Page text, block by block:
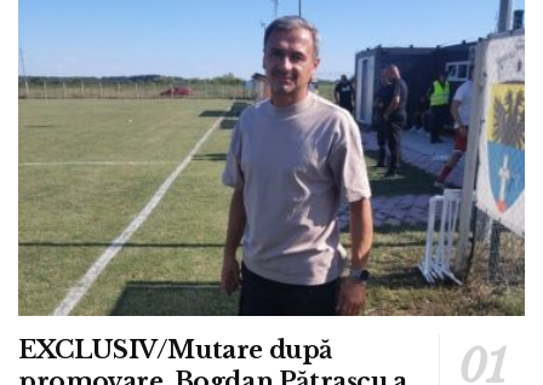
EXCLUSIV/Mutare după